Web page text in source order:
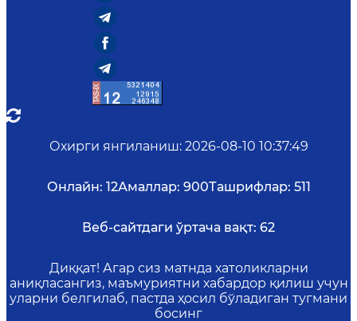
Охирги янгиланиш: 2026-08-10 10:37:49
Онлайн: 12Амаллар: 900Ташрифлар: 511
Веб-сайтдаги ўртача вақт: 62
Диққат! Агар сиз матнда хатоликларни
аниқласангиз, маъмуриятни хабардор қилиш учун
уларни белгилаб, пастда ҳосил бўладиган тугмани
босинг